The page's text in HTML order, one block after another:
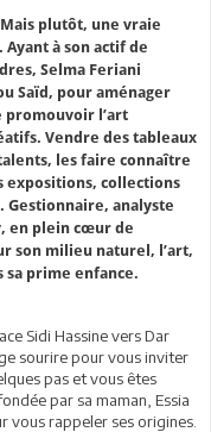
plutôt, une vraie
à son actif de
Selma Feriani
Saïd, pour aménager
promouvoir l’art
Vendre des tableaux
les faire connaître
expositions, collections
Gestionnaire, analyste
en plein cœur de
son milieu naturel, l’art,
sa prime enfance.
Sidi Hassine vers Dar
sourire pour vous inviter
pas et vous êtes
par sa maman, Essia
vous rappeler ses origines.